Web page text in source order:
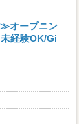
≫オープニン
経験OK/Gi